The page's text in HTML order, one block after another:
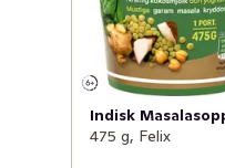
Indisk
475 g, Felix